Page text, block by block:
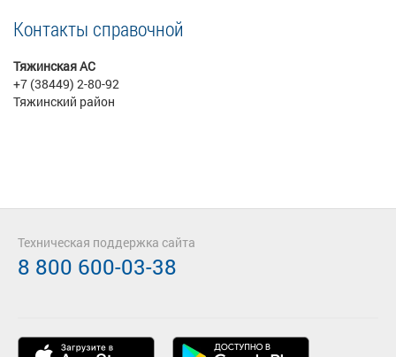
Контакты справочной
Тяжинская АС
+7 (38449) 2-80-92
Тяжинский район
Техническая поддержка сайта
8 800 600-03-38